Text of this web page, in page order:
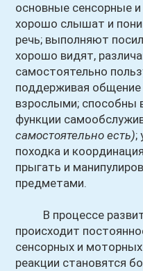
основные сенсорные
хорошо слышат и
речь; выполняют
хорошо видят,
самостоятельно
поддерживая
взрослыми; способны
функции
самостоятельно есть);
походка и
прыгать и
предметами.
В процессе
происходит
сенсорных и
реакции становятся